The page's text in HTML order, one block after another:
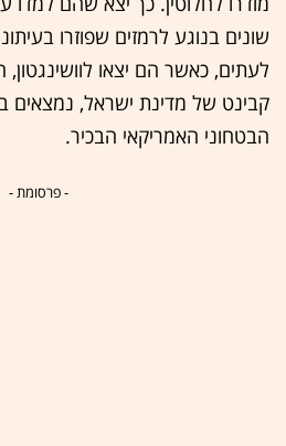
שונים בנוגע לרמזים שפוזרו
לעתים, כאשר הם יצאו
קבינט של מדינת ישראל, נמצאים
הבטחוני האמריקאי הבכיר.
- פרסומת -